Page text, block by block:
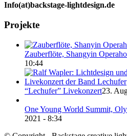
Info(at)backstage-lightdesign.de
Projekte
Zauberflöte, Shangyin
10:44
“Lechufer” Livekonzert23.
One Young World Summit,
2021 - 8:34